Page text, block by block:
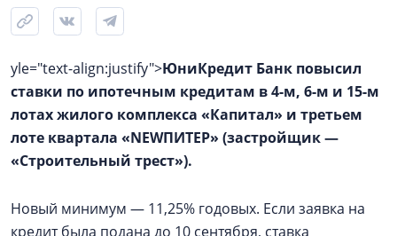
yle="text-align:justify">ЮниКредит Банк повысил
ставки по ипотечным кредитам в 4-м, 6-м и 15-м
лотах жилого комплекса «Капитал» и третьем
лоте квартала «NEWПИТЕР» (застройщик —
«Строительный трест»).
Новый минимум — 11,25% годовых. Если заявка на
кредит была подана до 10 сентября, ставка